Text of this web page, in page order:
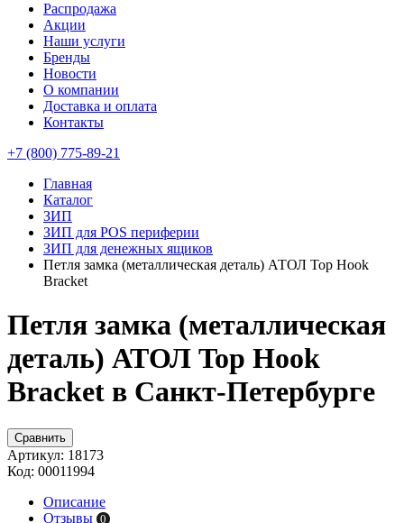
Распродажа
Акции
Наши услуги
Бренды
Новости
О компании
Доставка и оплата
Контакты
+7 (800) 775-89-21
Главная
Каталог
ЗИП
ЗИП для POS периферии
ЗИП для денежных ящиков
Петля замка (металлическая деталь) АТОЛ Top Hook
Bracket
Петля замка (металлическая
деталь) АТОЛ Top Hook
Bracket в Санкт-Петербурге
Сравнить
Артикул: 18173
Код: 00011994
Описание
Отзывы 0